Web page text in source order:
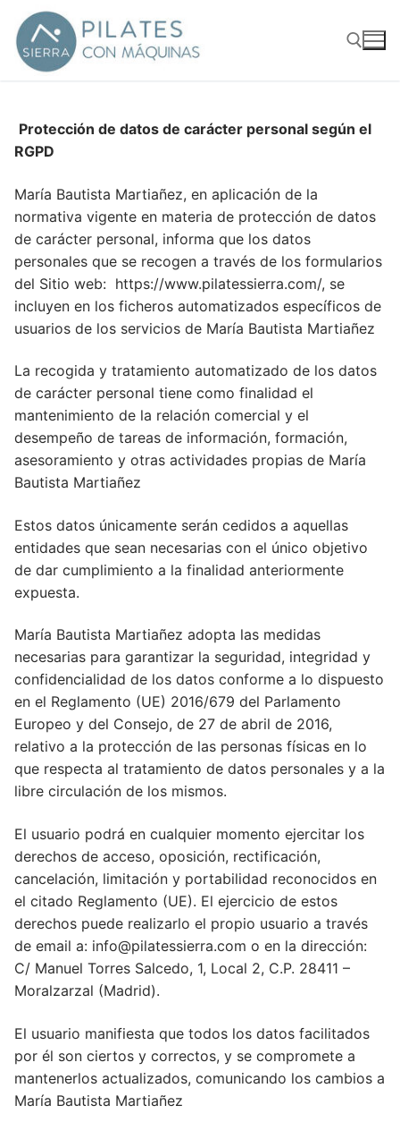
contenido
Protección de datos de carácter personal según el
RGPD
María Bautista Martiañez, en aplicación de la
normativa vigente en materia de protección de datos
de carácter personal, informa que los datos
personales que se recogen a través de los formularios
del Sitio web: https://www.pilatessierra.com/, se
incluyen en los ficheros automatizados específicos de
usuarios de los servicios de María Bautista Martiañez
La recogida y tratamiento automatizado de los datos
de carácter personal tiene como finalidad el
mantenimiento de la relación comercial y el
desempeño de tareas de información, formación,
asesoramiento y otras actividades propias de María
Bautista Martiañez
Estos datos únicamente serán cedidos a aquellas
entidades que sean necesarias con el único objetivo
de dar cumplimiento a la finalidad anteriormente
expuesta.
María Bautista Martiañez adopta las medidas
necesarias para garantizar la seguridad, integridad y
confidencialidad de los datos conforme a lo dispuesto
en el Reglamento (UE) 2016/679 del Parlamento
Europeo y del Consejo, de 27 de abril de 2016,
relativo a la protección de las personas físicas en lo
que respecta al tratamiento de datos personales y a la
libre circulación de los mismos.
El usuario podrá en cualquier momento ejercitar los
derechos de acceso, oposición, rectificación,
cancelación, limitación y portabilidad reconocidos en
el citado Reglamento (UE). El ejercicio de estos
derechos puede realizarlo el propio usuario a través
de email a: info@pilatessierra.com o en la dirección:
C/ Manuel Torres Salcedo, 1, Local 2, C.P. 28411 –
Moralzarzal (Madrid).
El usuario manifiesta que todos los datos facilitados
por él son ciertos y correctos, y se compromete a
mantenerlos actualizados, comunicando los cambios a
María Bautista Martiañez